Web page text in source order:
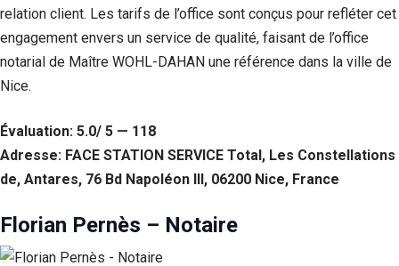
relation client. Les tarifs de l’office sont conçus pour refléter cet
engagement envers un service de qualité, faisant de l’office
notarial de Maître WOHL-DAHAN une référence dans la ville de
Nice.
Évaluation: 5.0/ 5 — 118
Adresse: FACE STATION SERVICE Total, Les Constellations
de, Antares, 76 Bd Napoléon III, 06200 Nice, France
Florian Pernès – Notaire